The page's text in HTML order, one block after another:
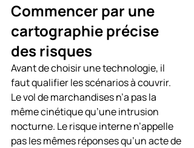
Commencer par une
cartographie précise
des risques
Avant de choisir une technologie, il
faut qualifier les scénarios à couvrir.
Le vol de marchandises n’a pas la
même cinétique qu’une intrusion
nocturne. Le risque interne n’appelle
pas les mêmes réponses qu’un acte de